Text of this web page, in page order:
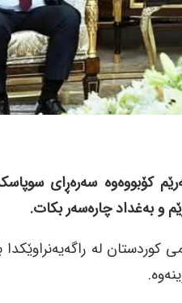
سەرەڕای
و بەغداد چارەسەر بکات.
هەرێمی کوردستان لە